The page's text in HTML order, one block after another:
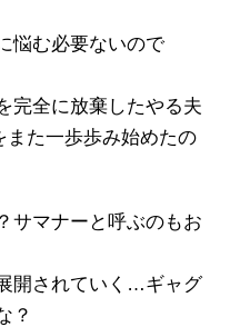
悩む必要ないので
完全に放棄したやる夫
また一歩歩み始めたの
サマナーと呼ぶのもお
開されていく…ギャグ
？